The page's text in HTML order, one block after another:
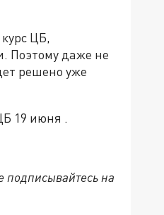
ЦБ,
Поэтому даже не
решено уже
19 июня .
подписывайтесь на